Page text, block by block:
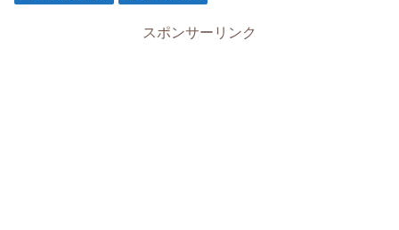
スポンサーリンク